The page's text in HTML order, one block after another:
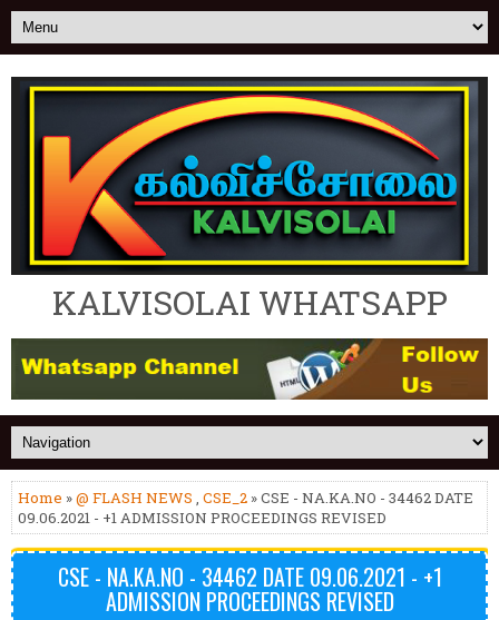
KALVISOLAI WHATSAPP
Home »@ FLASH NEWS , CSE_2 » CSE - NA.KA.NO - 34462 DATE
09.06.2021 - +1 ADMISSION PROCEEDINGS REVISED
CSE - NA.KA.NO - 34462 DATE 09.06.2021 - +1
ADMISSION PROCEEDINGS REVISED